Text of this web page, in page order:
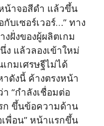
น้าจอสีดำ แล้วขึ้น
บเซอร์เวอร์…” ทาง
งฝั่งของผู้ผลิตเกม
ง แล้วลองเข้าใหม่
กมเศรษฐีไม่ได้
ดังนี้ ค้างตรงหน้า
“กำลังเชื่อมต่อ
ก ขึ้นข้อความด้าน
พื่อน” หน้าแรกขึ้น